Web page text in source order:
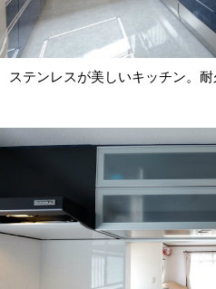
ステンレスが美しいキッチン。耐